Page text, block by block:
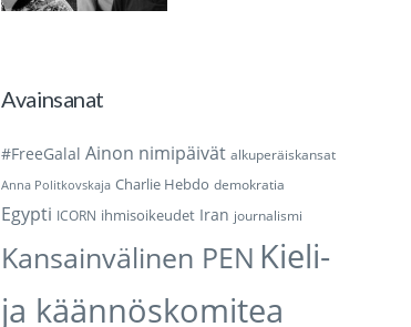
Avainsanat
#FreeGalal Ainon nimipäivät alkuperäiskansat
Anna Politkovskaja Charlie Hebdo demokratia
Egypti ICORN ihmisoikeudet Iran journalismi
Kansainvälinen PEN Kieli-
ja käännöskomitea